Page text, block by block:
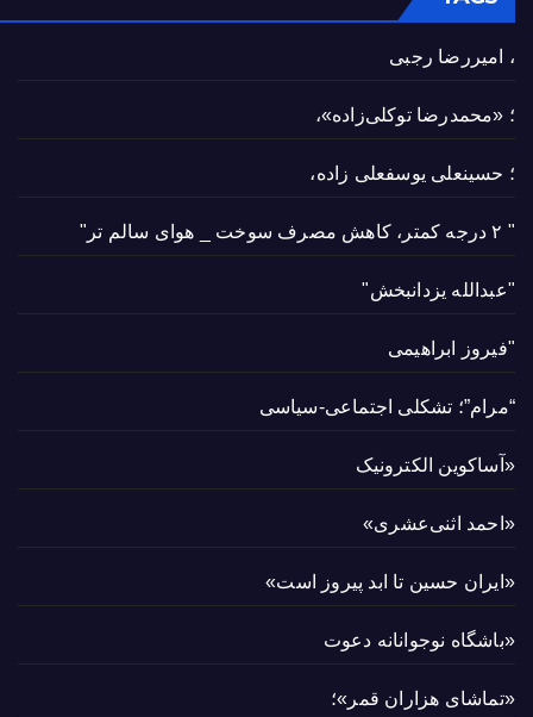
، امیررضا رجبی
؛ «محمدرضا توکلی‌زاده»،
؛ حسینعلی یوسفعلی زاده،
" ۲ درجه کمتر، کاهش مصرف سوخت _ هوای سالم تر"
"عبدالله یزدانبخش"
"فیروز ابراهیمی
“مرام”؛ تشکلی اجتماعی-سیاسی
«آساکوین الکترونیک
«احمد اثنی‌عشری»
«ایران حسین تا ابد پیروز است»
«باشگاه نوجوانانه دعوت
«تماشای هزاران قمر»؛